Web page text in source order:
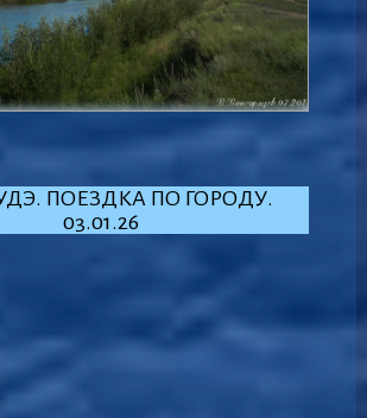
ПОЕЗДКА ПО ГОРОДУ.
03.01.26